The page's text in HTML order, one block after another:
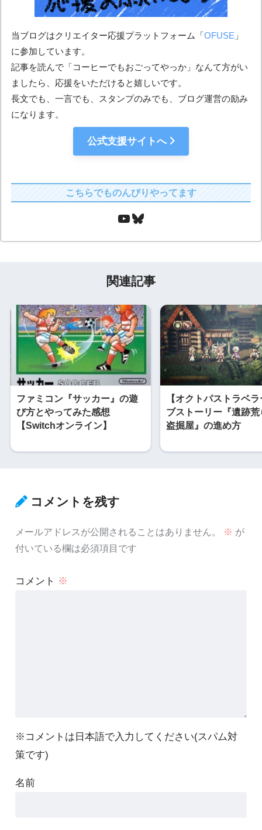
当ブログはクリエイター応援プラットフォーム「OFUSE 」
に参加しています。
記事を読んで「コーヒーでもおごってやっか」なんて方がい
ましたら、応援をいただけると嬉しいです。
長文でも、一言でも、スタンプのみでも、ブログ運営の励み
になります。
公式支援サイトへ
こちらでものんびりやってます
関連記事
ファミコン『サッカー』の遊
び方とやってみた感想
【Switchオンライン】
【オクトパストラベ
ブストーリー『遺跡荒
盗掘屋』の進め方
コメントを残す
メールアドレスが公開されることはありません。 ※ が
付いている欄は必須項目です
コメント ※
※コメントは日本語で入力してください(スパム対
策です)
名前